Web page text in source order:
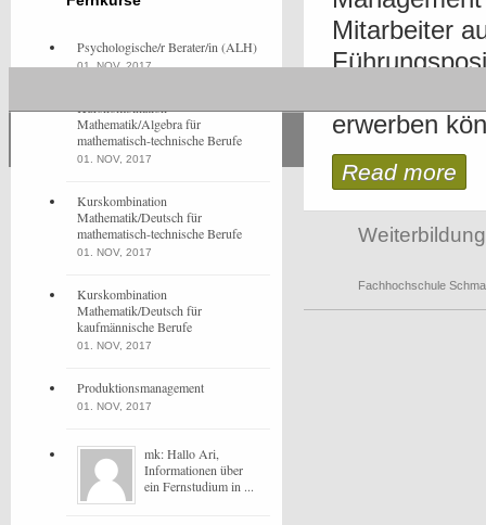
Mitarbeiter
erwerben
Read more
Weiterbildung
Fachhochschule
Psychologische/r Berater/in (ALH)
01. NOV, 2017
Kurskombination
Mathematik/Algebra für
mathematisch-technische Berufe
01. NOV, 2017
Kurskombination
Mathematik/Deutsch für
mathematisch-technische Berufe
01. NOV, 2017
Kurskombination
Mathematik/Deutsch für
kaufmännische Berufe
01. NOV, 2017
Produktionsmanagement
01. NOV, 2017
mk: Hallo Ari,
Informationen über
ein Fernstudium in ...